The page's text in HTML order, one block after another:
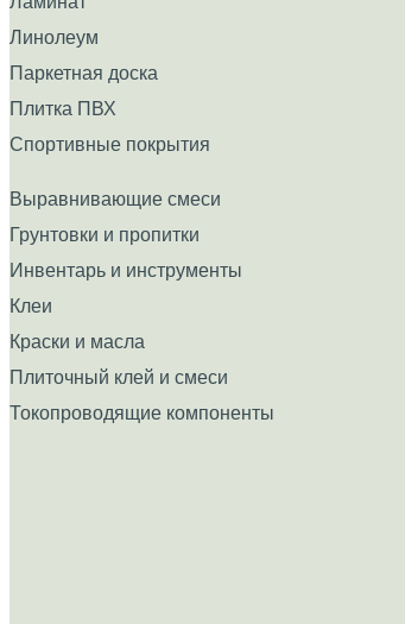
Линолеум
Паркетная доска
Плитка ПВХ
Спортивные покрытия
Выравнивающие смеси
Грунтовки и пропитки
Инвентарь и инструменты
Клеи
Краски и масла
Плиточный клей и смеси
Токопроводящие компоненты